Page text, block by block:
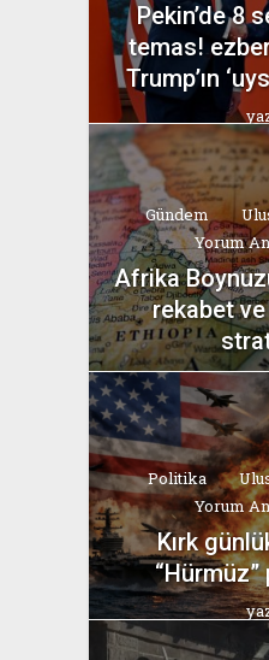
Pekin’de 8
temas!
Trump’ın
Gündem
Yorum
Afrika
rekabet ve
Politika
Yorum
Kırk
“Hürmüz”